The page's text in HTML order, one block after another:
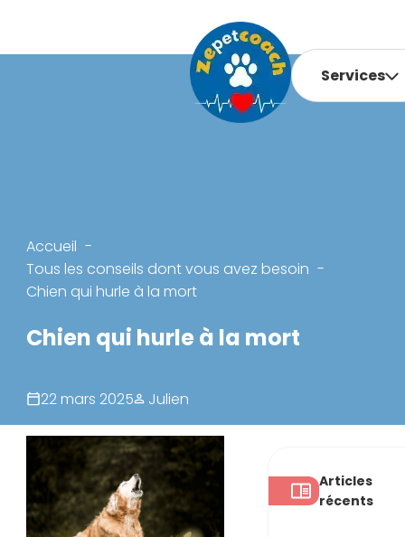
Services
Accueil
Tous les conseils dont vous avez besoin
Chien qui hurle à la mort
Chien qui hurle à la mort
22 mars 2025 Julien
Articles
récents